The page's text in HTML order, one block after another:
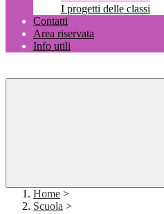
I progetti delle classi
Contatti
Area riservata
Info utili
Home >
Scuola >